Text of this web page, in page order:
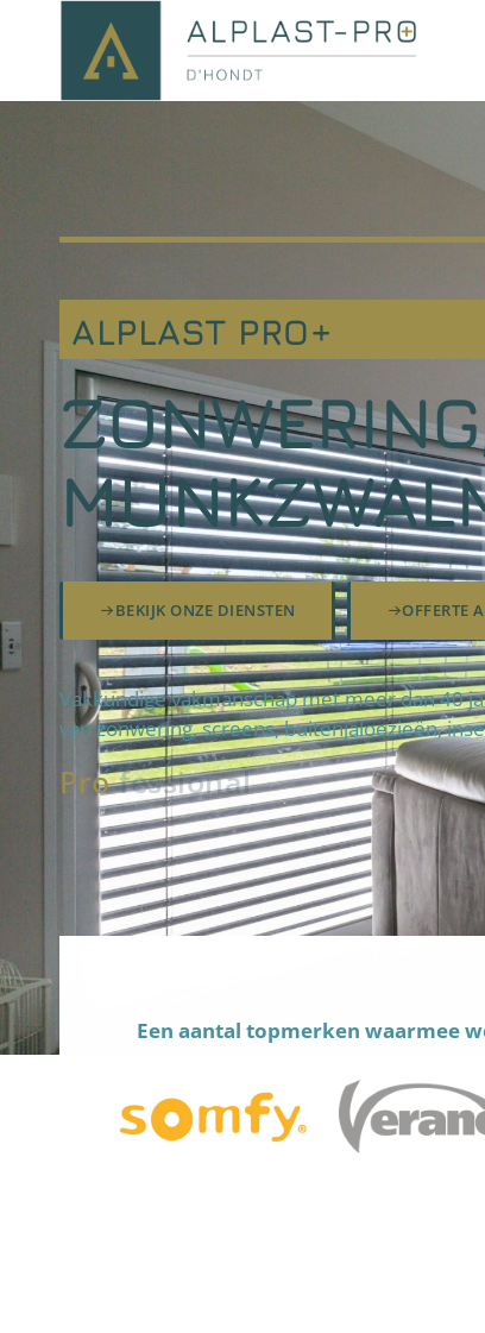
ALPLAST PRO+
BEKIJK ONZE DIENSTEN OFFERTE
Vakkundige vakmanschap met meer dan 40
van zonwering, screens, buitenjaloezieën,
Profteam
Een aantal topmerken waarmee